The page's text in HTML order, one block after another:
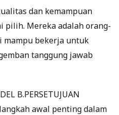
dan kemampuan
pilih. Mereka adalah orang-
mampu bekerja untuk
tanggung jawab
B.PERSETUJUAN
awal penting dalam